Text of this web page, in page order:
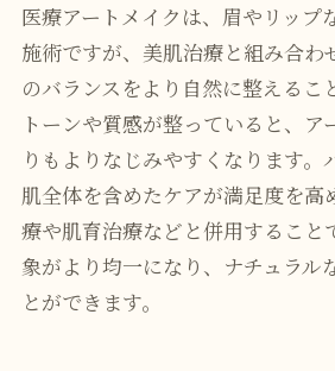
医療アートメイクは、眉やリップ
施術ですが、美肌治療と組み合わ
のバランスをより自然に整えるこ
トーンや質感が整っていると、ア
りもよりなじみやすくなります。
肌全体を含めたケアが満足度を高
療や肌育治療などと併用すること
象がより均一になり、ナチュラル
とができます。